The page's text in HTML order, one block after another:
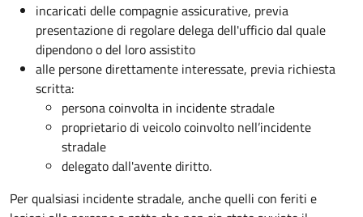
incaricati delle compagnie assicurative, previa
presentazione di regolare delega dell'ufficio dal quale
dipendono o del loro assistito
alle persone direttamente interessate, previa richiesta
scritta:
persona coinvolta in incidente stradale
proprietario di veicolo coinvolto nell’incidente
stradale
delegato dall'avente diritto.
Per qualsiasi incidente stradale, anche quelli con feriti e